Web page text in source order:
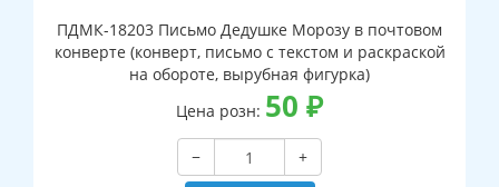
ПДМК-18203 Письмо Дедушке Морозу в почтовом
конверте (конверт, письмо с текстом и раскраской
на обороте, вырубная фигурка)
Цена розн: 50 ₽
−
+